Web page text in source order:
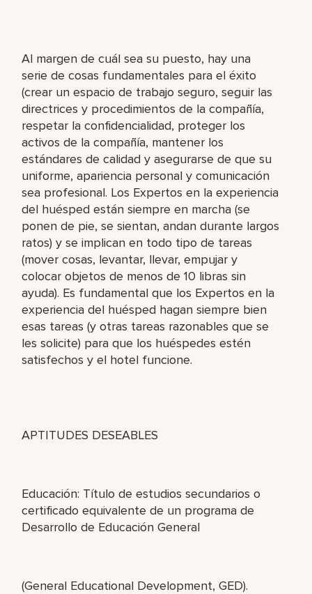
Al margen de cuál sea su puesto, hay una
serie de cosas fundamentales para el éxito
(crear un espacio de trabajo seguro, seguir las
directrices y procedimientos de la compañía,
respetar la confidencialidad, proteger los
activos de la compañía, mantener los
estándares de calidad y asegurarse de que su
uniforme, apariencia personal y comunicación
sea profesional. Los Expertos en la experiencia
del huésped están siempre en marcha (se
ponen de pie, se sientan, andan durante largos
ratos) y se implican en todo tipo de tareas
(mover cosas, levantar, llevar, empujar y
colocar objetos de menos de 10 libras sin
ayuda). Es fundamental que los Expertos en la
experiencia del huésped hagan siempre bien
esas tareas (y otras tareas razonables que se
les solicite) para que los huéspedes estén
satisfechos y el hotel funcione.
APTITUDES DESEABLES
Educación: Título de estudios secundarios o
certificado equivalente de un programa de
Desarrollo de Educación General
(General Educational Development, GED).